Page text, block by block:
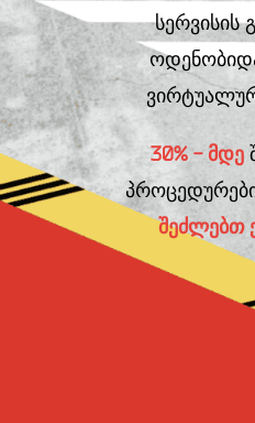
სერვისის
30% - მდე
შეძლებთ